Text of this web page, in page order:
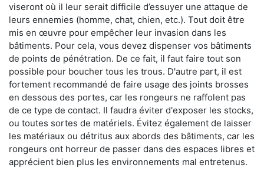
viseront où il leur serait difficile d’essuyer une attaque de
leurs ennemies (homme, chat, chien, etc.). Tout doit être
mis en œuvre pour empêcher leur invasion dans les
bâtiments. Pour cela, vous devez dispenser vos bâtiments
de points de pénétration. De ce fait, il faut faire tout son
possible pour boucher tous les trous. D'autre part, il est
fortement recommandé de faire usage des joints brosses
en dessous des portes, car les rongeurs ne raffolent pas
de ce type de contact. Il faudra éviter d'exposer les stocks,
ou toutes sortes de matériels. Évitez également de laisser
les matériaux ou détritus aux abords des bâtiments, car les
rongeurs ont horreur de passer dans des espaces libres et
apprécient bien plus les environnements mal entretenus.